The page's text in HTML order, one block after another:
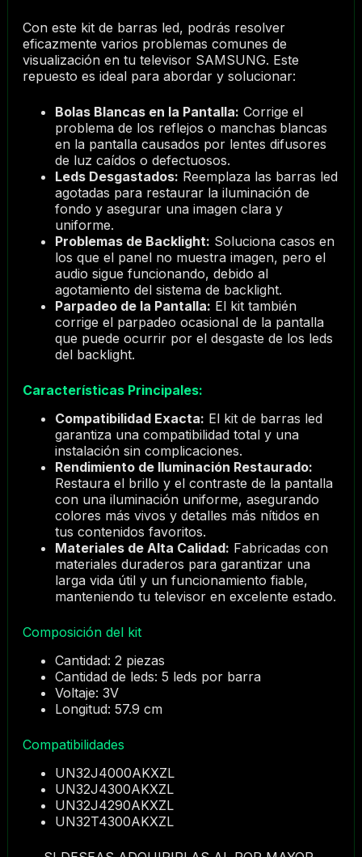
Con este kit de barras led, podrás resolver
eficazmente varios problemas comunes de
visualización en tu televisor SAMSUNG. Este
repuesto es ideal para abordar y solucionar:
Bolas Blancas en la Pantalla: Corrige el
problema de los reflejos o manchas blancas
en la pantalla causados por lentes difusores
de luz caídos o defectuosos.
Leds Desgastados: Reemplaza las barras led
agotadas para restaurar la iluminación de
fondo y asegurar una imagen clara y
uniforme.
Problemas de Backlight: Soluciona casos en
los que el panel no muestra imagen, pero el
audio sigue funcionando, debido al
agotamiento del sistema de backlight.
Parpadeo de la Pantalla: El kit también
corrige el parpadeo ocasional de la pantalla
que puede ocurrir por el desgaste de los leds
del backlight.
Características Principales:
Compatibilidad Exacta: El kit de barras led
garantiza una compatibilidad total y una
instalación sin complicaciones.
Rendimiento de Iluminación Restaurado:
Restaura el brillo y el contraste de la pantalla
con una iluminación uniforme, asegurando
colores más vivos y detalles más nítidos en
tus contenidos favoritos.
Materiales de Alta Calidad: Fabricadas con
materiales duraderos para garantizar una
larga vida útil y un funcionamiento fiable,
manteniendo tu televisor en excelente estado.
Composición del kit
Cantidad: 2 piezas
Cantidad de leds: 5 leds por barra
Voltaje: 3V
Longitud: 57.9 cm
Compatibilidades
UN32J4000AKXZL
UN32J4300AKXZL
UN32J4290AKXZL
UN32T4300AKXZL